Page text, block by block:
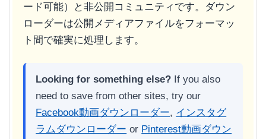
ード可能）と非公開コミュニティです。ダウン
ローダーは公開メディアファイルをフォーマッ
ト間で確実に処理します。
Looking for something else? If you also
need to save from other sites, try our
Facebook動画ダウンローダー, インスタグ
ラムダウンローダー or Pinterest動画ダウン